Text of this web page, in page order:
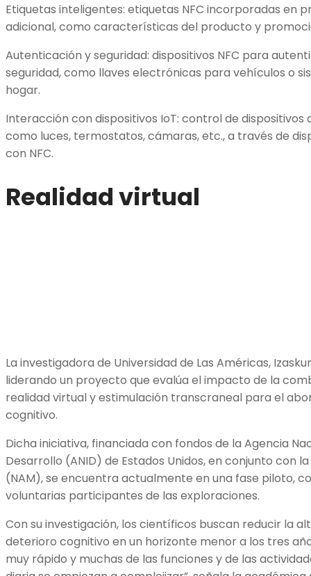
Etiquetas inteligentes: etiquetas NFC incorporadas en
adicional, como características del producto y
Autenticación y seguridad: dispositivos NFC para
seguridad, como llaves electrónicas para vehículos o
hogar.
Interacción con dispositivos IoT: control de dispositivos
como luces, termostatos, cámaras, etc., a través de
con NFC.
Realidad virtual
La investigadora de Universidad de Las Américas,
liderando un proyecto que evalúa el impacto de la
realidad virtual y estimulación transcraneal para el
cognitivo.
Dicha iniciativa, financiada con fondos de la Agencia
Desarrollo (ANID) de Estados Unidos, en conjunto con
(NAM), se encuentra actualmente en una fase piloto,
voluntarias participantes de las exploraciones.
Con su investigación, los científicos buscan reducir la
deterioro cognitivo en un horizonte menor a los tres
muy rápido y muchas de las funciones y de las